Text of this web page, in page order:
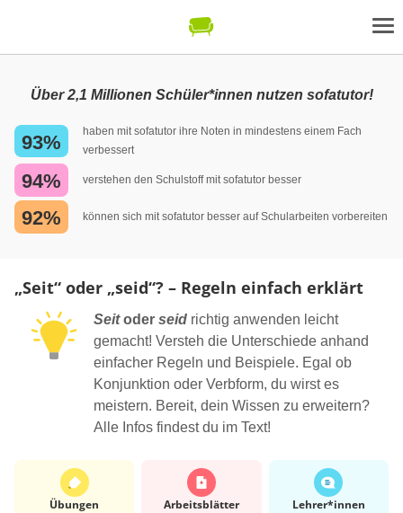
Über 2,1 Millionen Schüler*innen nutzen sofatutor!
93%
haben mit sofatutor ihre Noten in mindestens einem Fach
verbessert
94% verstehen den Schulstoff mit sofatutor besser
92% können sich mit sofatutor besser auf Schularbeiten vorbereiten
„Seit“ oder „seid“? – Regeln einfach erklärt
Seitoder seid richtig anwenden leicht
gemacht! Versteh die Unterschiede anhand
einfacher Regeln und Beispiele. Egal ob
Konjunktion oder Verbform, du wirst es
meistern. Bereit, dein Wissen zu erweitern?
Alle Infos findest du im Text!
Übungen Arbeits­blätter Lehrer*​innen